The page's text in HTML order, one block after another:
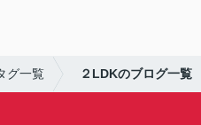
グ一覧 ２LDKのブログ一覧